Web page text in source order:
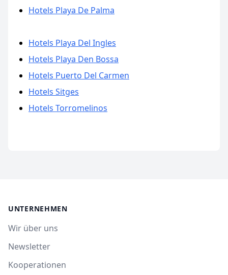
Hotels Playa De Palma
Hotels Playa Del Ingles
Hotels Playa Den Bossa
Hotels Puerto Del Carmen
Hotels Sitges
Hotels Torromelinos
UNTERNEHMEN
Wir über uns
Newsletter
Kooperationen